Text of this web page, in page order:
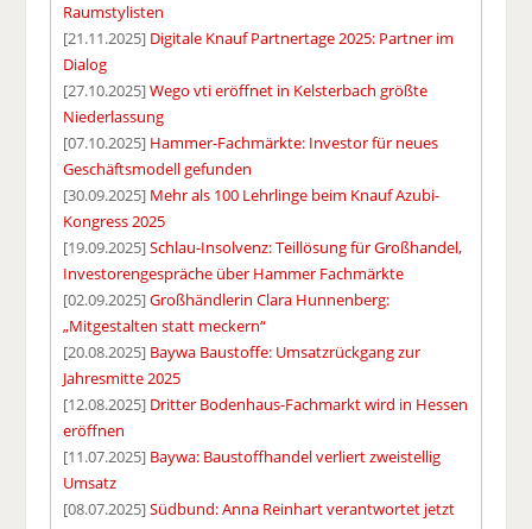
Raumstylisten
[21.11.2025] Digitale Knauf Partnertage 2025: Partner im
Dialog
[27.10.2025]Wego vti eröffnet in Kelsterbach größte
Niederlassung
[07.10.2025] Hammer-Fachmärkte: Investor für neues
Geschäftsmodell gefunden
[30.09.2025] Mehr als 100 Lehrlinge beim Knauf Azubi-
Kongress 2025
[19.09.2025]Schlau-Insolvenz: Teillösung für Großhandel,
Investorengespräche über Hammer Fachmärkte
[02.09.2025]Großhändlerin Clara Hunnenberg:
„Mitgestalten statt meckern“
[20.08.2025] Baywa Baustoffe: Umsatzrückgang zur
Jahresmitte 2025
[12.08.2025] Dritter Bodenhaus-Fachmarkt wird in Hessen
eröffnen
[11.07.2025] Baywa: Baustoffhandel verliert zweistellig
Umsatz
[08.07.2025]Südbund: Anna Reinhart verantwortet jetzt